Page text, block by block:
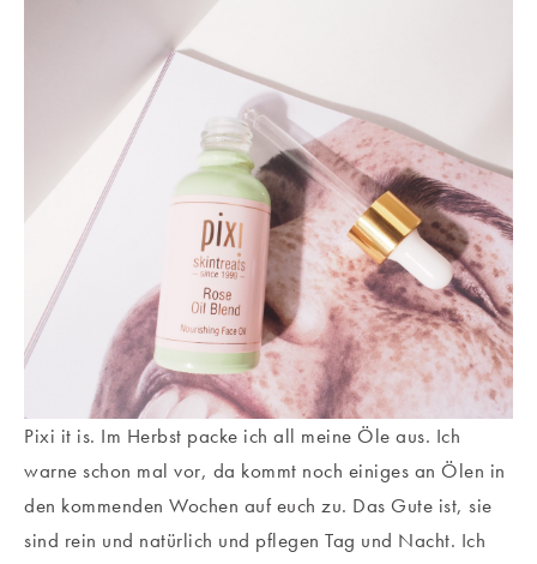
Pixi it is. Im Herbst packe ich all meine Öle aus. Ich
warne schon mal vor, da kommt noch einiges an Ölen in
den kommenden Wochen auf euch zu. Das Gute ist, sie
sind rein und natürlich und pflegen Tag und Nacht. Ich